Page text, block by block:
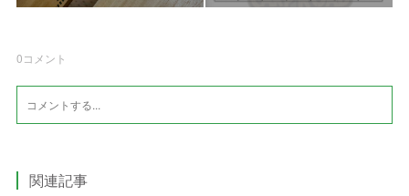
0コメント
関連記事